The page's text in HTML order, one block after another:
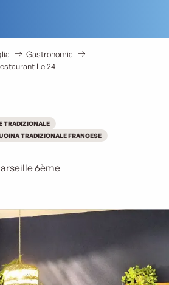
Gastronomia
Le 24
TRADIZIONALE
TRADIZIONALE FRANCESE
6ème